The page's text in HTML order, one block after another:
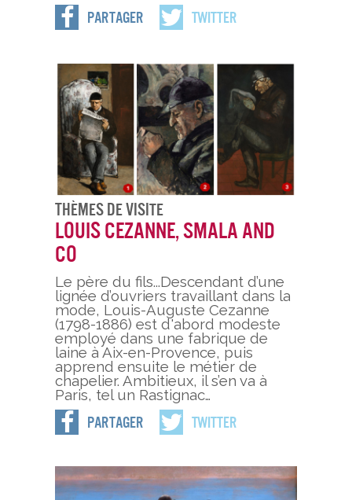
Partager Twitter
Thèmes De Visite
Louis Cezanne, Smala and
Co
Le père du fils...Descendant d’une
lignée d’ouvriers travaillant dans la
mode, Louis-Auguste Cezanne
(1798-1886) est d'abord modeste
employé dans une fabrique de
laine à Aix-en-Provence, puis
apprend ensuite le métier de
chapelier. Ambitieux, il s’en va à
Paris, tel un Rastignac…
Partager Twitter